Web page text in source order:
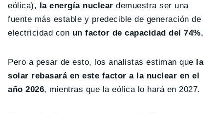
eólica), la energía nuclear demuestra ser una
fuente más estable y predecible de generación de
electricidad con un factor de capacidad del 74%.
Pero a pesar de esto, los analistas estiman que la
solar rebasará en este factor a la nuclear en el
año 2026, mientras que la eólica lo hará en 2027.